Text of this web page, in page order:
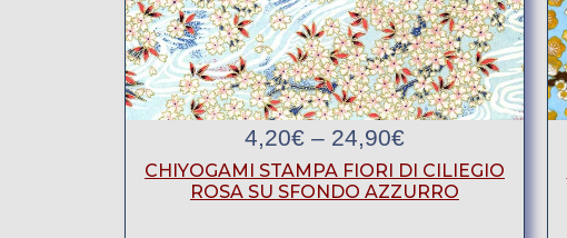
4,20€ – 24,90€
CHIYOGAMI STAMPA FIORI DI CILIEGIO
ROSA SU SFONDO AZZURRO